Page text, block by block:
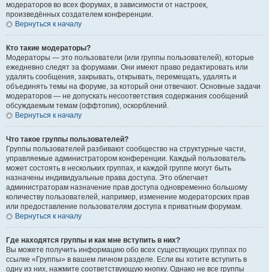
модераторов во всех форумах, в зависимости от настроек,
произведённых создателем конференции.
Вернуться к началу
Кто такие модераторы?
Модераторы — это пользователи (или группы пользователей), которые
ежедневно следят за форумами. Они имеют право редактировать или
удалять сообщения, закрывать, открывать, перемещать, удалять и
объединять темы на форуме, за который они отвечают. Основные задачи
модераторов — не допускать несоответствия содержания сообщений
обсуждаемым темам (оффтопик), оскорблений.
Вернуться к началу
Что такое группы пользователей?
Группы пользователей разбивают сообщество на структурные части,
управляемые администратором конференции. Каждый пользователь
может состоять в нескольких группах, и каждой группе могут быть
назначены индивидуальные права доступа. Это облегчает
администраторам назначение прав доступа одновременно большому
количеству пользователей, например, изменение модераторских прав
или предоставление пользователям доступа к приватным форумам.
Вернуться к началу
Где находятся группы и как мне вступить в них?
Вы можете получить информацию обо всех существующих группах по
ссылке «Группы» в вашем личном разделе. Если вы хотите вступить в
одну из них, нажмите соответствующую кнопку. Однако не все группы